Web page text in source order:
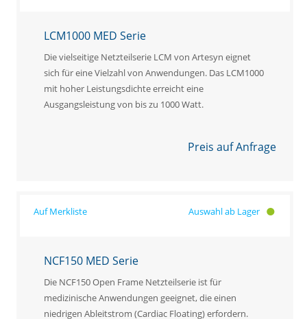
LCM1000 MED Serie
Die vielseitige Netzteilserie LCM von Artesyn eignet
sich für eine Vielzahl von Anwendungen. Das LCM1000
mit hoher Leistungsdichte erreicht eine
Ausgangsleistung von bis zu 1000 Watt.
Preis auf Anfrage
Auswahl ab Lager
NCF150 MED Serie
Die NCF150 Open Frame Netzteilserie ist für
medizinische Anwendungen geeignet, die einen
niedrigen Ableitstrom (Cardiac Floating) erfordern.